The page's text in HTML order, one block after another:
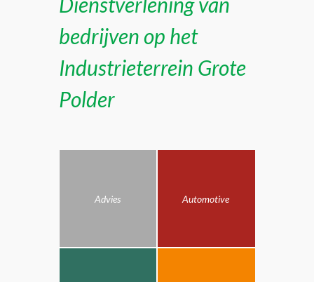
bedrijven op het
Industrieterrein Grote
Polder
Advies Automotive